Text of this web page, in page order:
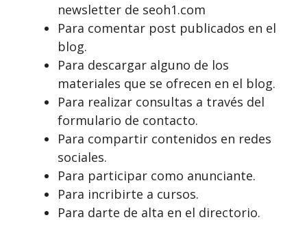
newsletter de seoh1.com
Para comentar post publicados en el
blog.
Para descargar alguno de los
materiales que se ofrecen en el blog.
Para realizar consultas a través del
formulario de contacto.
Para compartir contenidos en redes
sociales.
Para participar como anunciante.
Para incribirte a cursos.
Para darte de alta en el directorio.